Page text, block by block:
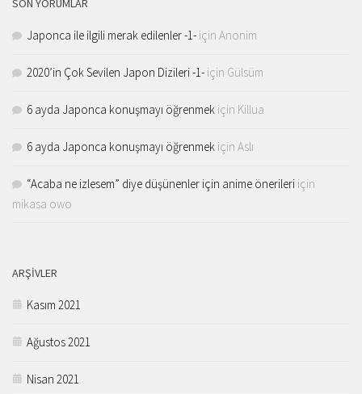
Japonca ile ilgili merak edilenler -1- için Anonim
2020’in Çok Sevilen Japon Dizileri -1- için Gülsüm
6 ayda Japonca konuşmayı öğrenmek için Killua
6 ayda Japonca konuşmayı öğrenmek için Aslı
“Acaba ne izlesem” diye düşünenler için anime önerileri için
mikasa owo
ARŞIVLER
Kasım 2021
Ağustos 2021
Nisan 2021